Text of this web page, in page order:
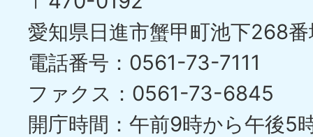
愛知県日進市蟹甲町池下268
電話番号：0561-73-7111
ファクス：0561-73-6845
開庁時間：午前9時から午後5